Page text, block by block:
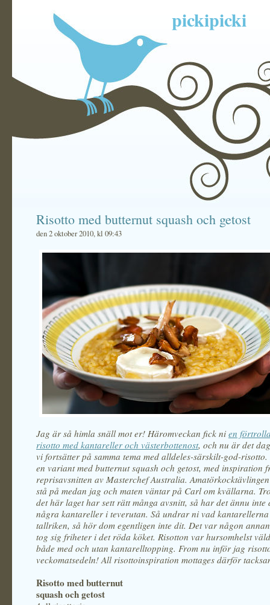
pickipicki
Risotto med butternut squash och getost
den 2 oktober 2010, kl 09:43
Jag är så himla snäll mot er! Häromveckan fick ni en
risotto med kantareller och västerbottenost, och nu är det
vi fortsätter på samma tema med alldeles-särskilt-god-
en variant med butternut squash och getost, med inspiration
reprisavsnitten av Masterchef Australia.
stå på medan jag och maten väntar på Carl om kvällarna.
det här laget har sett rätt många avsnitt, så har det ännu inte
några kantareller i teverutan. Så undrar ni vad
tallriken, så hör dom egentligen inte dit. Det var någon
tog sig friheter i det röda köket. Risotton var hursomhelst
både med och utan kantarelltopping. From nu inför jag
veckomatsedeln! All risottoinspiration mottages därför
Risotto med butternut
squash och getost